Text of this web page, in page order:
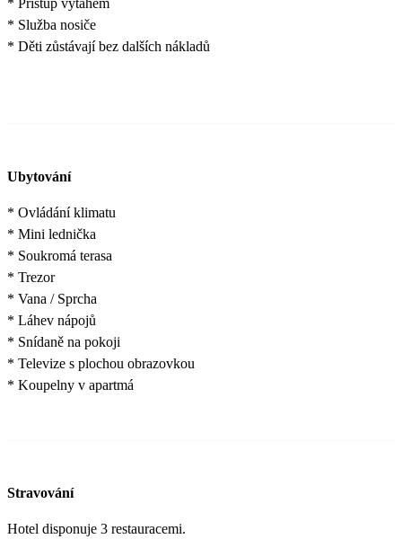
* Přístup výtahem
* Služba nosiče
* Děti zůstávají bez dalších nákladů
Ubytování
* Ovládání klimatu
* Mini lednička
* Soukromá terasa
* Trezor
* Vana / Sprcha
* Láhev nápojů
* Snídaně na pokoji
* Televize s plochou obrazovkou
* Koupelny v apartmá
Stravování
Hotel disponuje 3 restauracemi.